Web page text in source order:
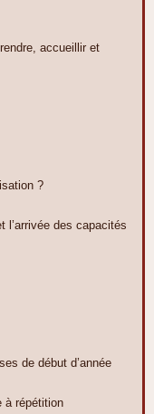
accueillir et
?
l’arrivée des capacités
de début d’année
à répétition